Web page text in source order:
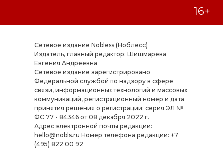
Сетевое издание Nobless (Ноблесс)
Издатель, главный редактор: Шишмарёва
Евгения Андреевна
Cетевое издание зарегистрировано
Федеральной службой по надзору в сфере
связи, информационных технологий и массовых
коммуникаций, регистрационный номер и дата
принятия решения о регистрации: серия ЭЛ №
ФС 77 - 84346 от 08 декабря 2022 г.
Адрес электронной почты редакции:
hello@nobls.ru Номер телефона редакции: +7
(495) 822 00 92